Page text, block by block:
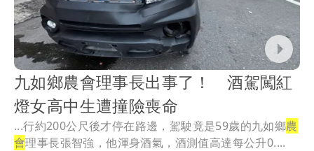
九如鄉農會理事長出事了！ 酒駕闖紅
燈女高中生遭撞險喪命
...行約200公尺後才停在路邊，駕駛竟是59歲的九如鄉農
會理事長張智強，他渾身酒氣，酒測值高達每公升0....